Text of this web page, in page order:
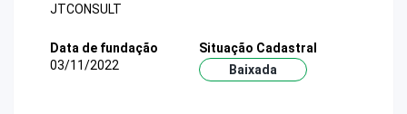
JTCONSULT
Data de fundação
03/11/2022
Situação Cadastral
Baixada